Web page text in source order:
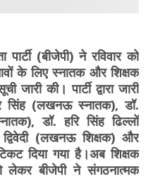
(बीजेपी) ने रविवार को
के लिए स्नातक और शिक्षक
जारी की। पार्टी द्वारा जारी
सिंह (लखनऊ स्नातक), डॉ.
डॉ. हरि सिंह ढिल्लों
द्विवेदी (लखनऊ शिक्षक) और
दिया गया है।अब शिक्षक
बीजेपी ने संगठनात्मक